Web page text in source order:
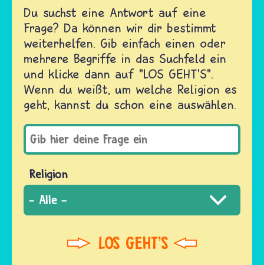
Du suchst eine Antwort auf eine
Frage? Da können wir dir bestimmt
weiterhelfen. Gib einfach einen oder
mehrere Begriffe in das Suchfeld ein
und klicke dann auf "LOS GEHT'S".
Wenn du weißt, um welche Religion es
geht, kannst du schon eine auswählen.
Religion